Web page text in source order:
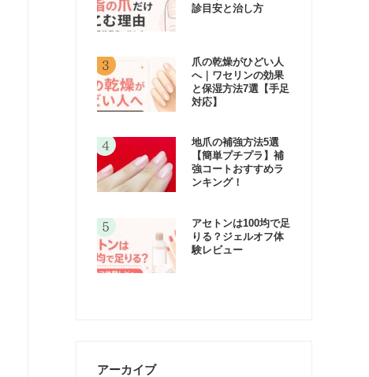
診目安と治し方
爪の乾燥がひどい人
へ｜ワセリンの効果
と保湿方法7選【手足
対応】
地爪の補強方法5選
【簡単プチプラ】補
強コートおすすめラ
ンキング！
アセトンは100均で足
りる？ジェルオフ体
験レビュー
アーカイブ